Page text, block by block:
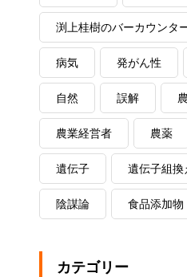
渕上桂樹のバーカウンタ
病気 発がん性
自然 誤解
農業経営者 農薬
遺伝子 遺伝子組換
陰謀論 食品添加物
カテゴリー